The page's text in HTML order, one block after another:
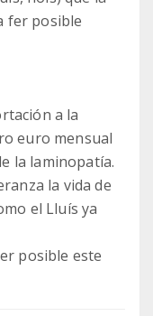
fer posible
a la
euro mensual
la laminopatía.
la vida de
el Lluís ya
posible este